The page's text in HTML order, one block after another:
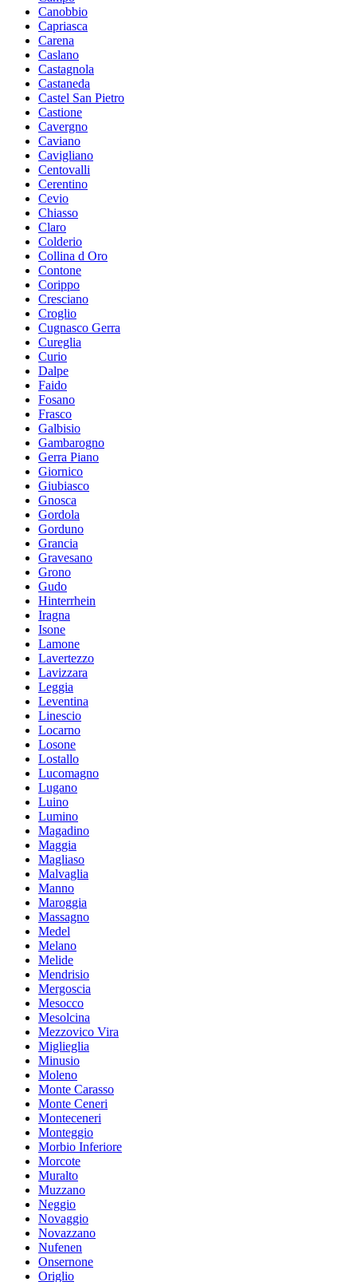
Canobbio
Capriasca
Carena
Caslano
Castagnola
Castaneda
Castel San Pietro
Castione
Cavergno
Caviano
Cavigliano
Centovalli
Cerentino
Cevio
Chiasso
Claro
Colderio
Collina d Oro
Contone
Corippo
Cresciano
Croglio
Cugnasco Gerra
Cureglia
Curio
Dalpe
Faido
Fosano
Frasco
Galbisio
Gambarogno
Gerra Piano
Giornico
Giubiasco
Gnosca
Gordola
Gorduno
Grancia
Gravesano
Grono
Gudo
Hinterrhein
Iragna
Isone
Lamone
Lavertezzo
Lavizzara
Leggia
Leventina
Linescio
Locarno
Losone
Lostallo
Lucomagno
Lugano
Luino
Lumino
Magadino
Maggia
Magliaso
Malvaglia
Manno
Maroggia
Massagno
Medel
Melano
Melide
Mendrisio
Mergoscia
Mesocco
Mesolcina
Mezzovico Vira
Miglieglia
Minusio
Moleno
Monte Carasso
Monte Ceneri
Monteceneri
Monteggio
Morbio Inferiore
Morcote
Muralto
Muzzano
Neggio
Novaggio
Novazzano
Nufenen
Onsernone
Origlio